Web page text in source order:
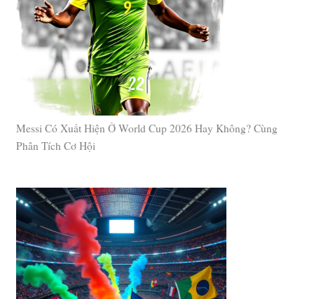
Messi Có Xuất Hiện Ở World Cup 2026 Hay Không? Cùng
Phân Tích Cơ Hội